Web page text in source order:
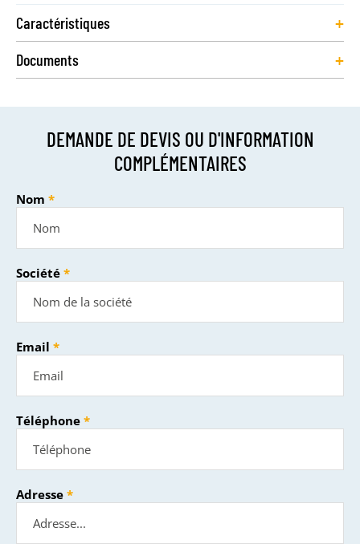
Caractéristiques +
Documents +
DEMANDE DE DEVIS OU D'INFORMATION
COMPLÉMENTAIRES
Nom
Société
Email
Téléphone
Adresse